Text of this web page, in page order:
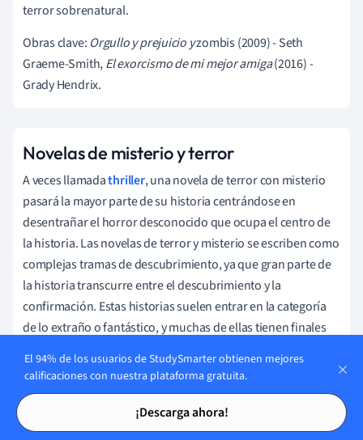
Tarjetas de estudio
Tarjetas de estudio
terror sobrenatural.
Obras clave: Orgullo y prejuicio yzombis (2009) - Seth
Graeme-Smith,El exorcismo de mi mejor amiga(2016) -
Grady Hendrix.
Novelas de misterio y terror
A veces llamadathriller, una novela de terror con misterio
pasará la mayor parte de su historia centrándose en
desentrañar el horror desconocido que ocupa el centro de
la historia. Las novelas de terror y misterio se escriben como
complejas tramas de descubrimiento, ya que gran parte de
la historia transcurre entre el descubrimiento y la
confirmación. Estas historias suelen entrar en la categoría
de lo extraño o fantástico, y muchas de ellas tienen finales
conclusiones.
Obras clave:
Gothic
(2020) - Silvia Moreno-García,El silencio de los
El 94% de los usuarios de StudySmarter obtienen mejores
calificaciones con nuestra plataforma gratuita.
¡Descarga ahora!